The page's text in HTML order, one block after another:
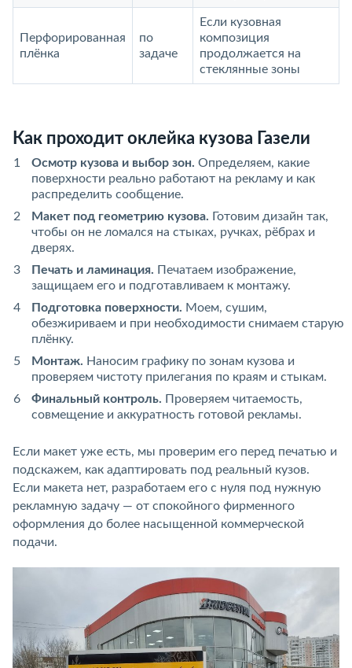
Перфорированная
плёнка
по
задаче
Если кузовная
композиция
продолжается на
стеклянные зоны
Как проходит оклейка кузова Газели
Осмотр кузова и выбор зон. Определяем, какие
поверхности реально работают на рекламу и как
распределить сообщение.
Макет под геометрию кузова. Готовим дизайн так,
чтобы он не ломался на стыках, ручках, рёбрах и
дверях.
Печать и ламинация. Печатаем изображение,
защищаем его и подготавливаем к монтажу.
Подготовка поверхности. Моем, сушим,
обезжириваем и при необходимости снимаем старую
плёнку.
Монтаж. Наносим графику по зонам кузова и
проверяем чистоту прилегания по краям и стыкам.
Финальный контроль. Проверяем читаемость,
совмещение и аккуратность готовой рекламы.
Если макет уже есть, мы проверим его перед печатью и
подскажем, как адаптировать под реальный кузов.
Если макета нет, разработаем его с нуля под нужную
рекламную задачу — от спокойного фирменного
оформления до более насыщенной коммерческой
подачи.